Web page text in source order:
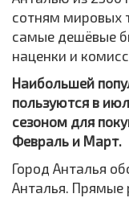
сотням мировых
самые дешёвые
наценки и
Наибольшей
пользуются в
сезоном для
Февраль и Март.
Город Анталья
Анталья. Прямые